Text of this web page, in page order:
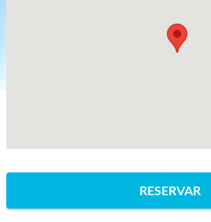
RESERVAR